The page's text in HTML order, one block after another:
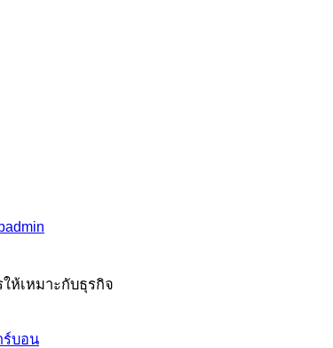
ห้เหมาะกับธุรกิจ
ร์บอน